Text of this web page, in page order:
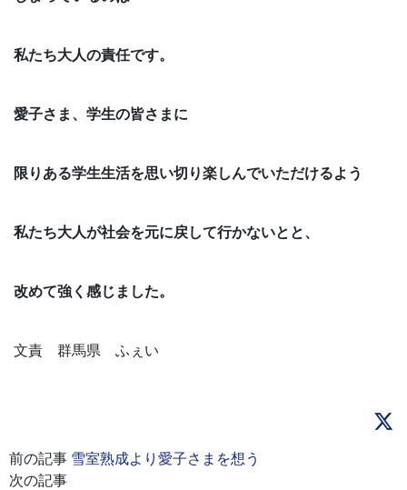
私たち大人の責任です。
愛子さま、学生の皆さまに
限りある学生生活を思い切り楽しんでいただけるよう
私たち大人が社会を元に戻して行かないとと、
改めて強く感じました。
文責 群馬県 ふぇい
前の記事 雪室熟成より愛子さまを想う
次の記事